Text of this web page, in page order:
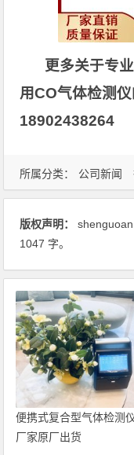
更多关于专
用CO气体检测
18902438264
所属分类： 公司新闻
版权声明： shenguoan
1047 字。
便携式复合型气体检测
厂家原厂出货